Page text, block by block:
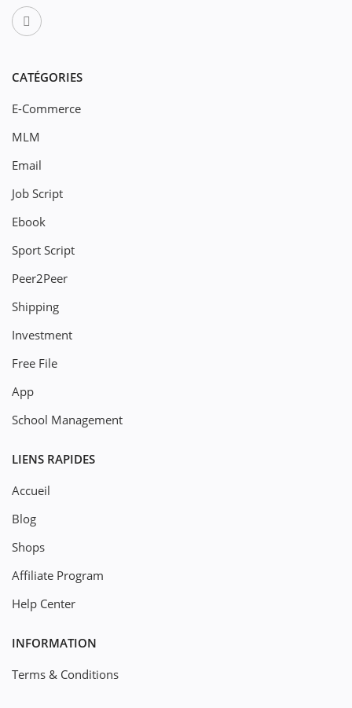
CATÉGORIES
E-Commerce
MLM
Email
Job Script
Ebook
Sport Script
Peer2Peer
Shipping
Investment
Free File
App
School Management
LIENS RAPIDES
Accueil
Blog
Shops
Affiliate Program
Help Center
INFORMATION
Terms & Conditions